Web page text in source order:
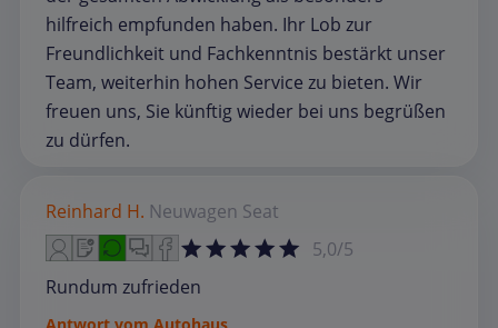
hilfreich empfunden haben. Ihr Lob zur
Freundlichkeit und Fachkenntnis bestärkt unser
Team, weiterhin hohen Service zu bieten. Wir
freuen uns, Sie künftig wieder bei uns begrüßen
zu dürfen.
Reinhard H. Neuwagen Seat
5,0/5
Rundum zufrieden